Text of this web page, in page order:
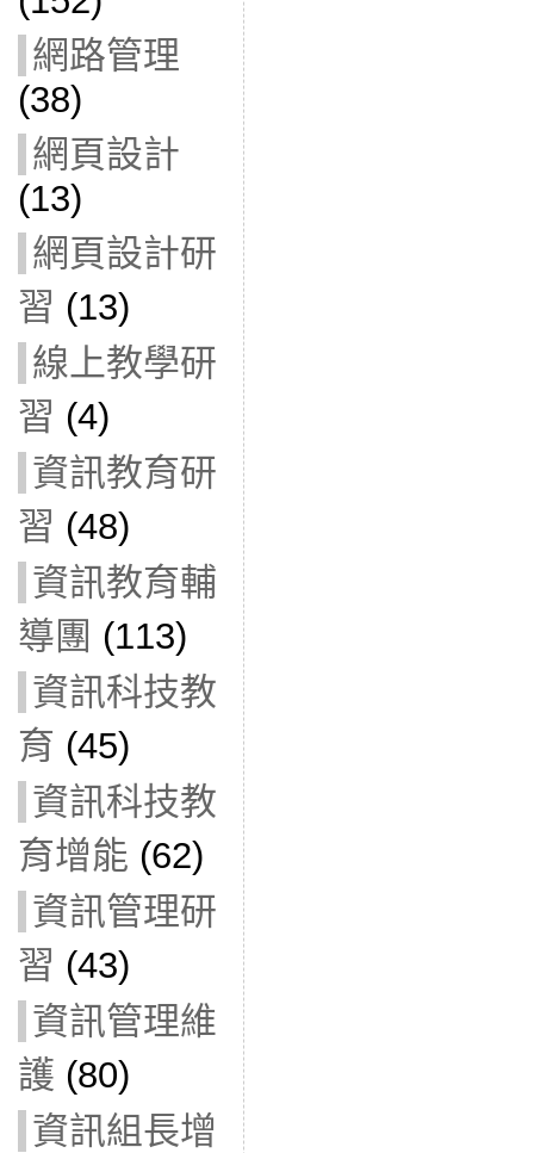
網路管理
(38)
網頁設計
(13)
網頁設計研
習 (13)
線上教學研
習 (4)
資訊教育研
習 (48)
資訊教育輔
導團 (113)
資訊科技教
育 (45)
資訊科技教
育增能 (62)
資訊管理研
習 (43)
資訊管理維
護 (80)
資訊組長增